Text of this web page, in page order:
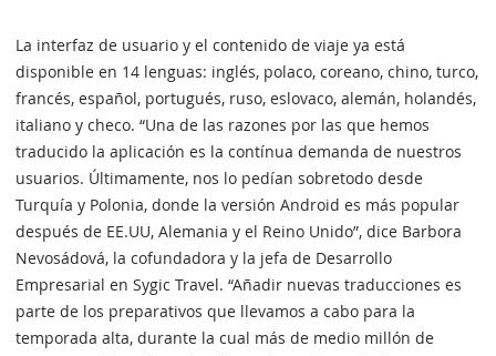
La interfaz de usuario y el contenido de viaje ya está
disponible en 14 lenguas: inglés, polaco, coreano, chino, turco,
francés, español, portugués, ruso, eslovaco, alemán, holandés,
italiano y checo. “Una de las razones por las que hemos
traducido la aplicación es la contínua demanda de nuestros
usuarios. Últimamente, nos lo pedían sobretodo desde
Turquía y Polonia, donde la versión Android es más popular
después de EE.UU, Alemania y el Reino Unido”, dice Barbora
Nevosádová, la cofundadora y la jefa de Desarrollo
Empresarial en Sygic Travel. “Añadir nuevas traducciones es
parte de los preparativos que llevamos a cabo para la
temporada alta, durante la cual más de medio millón de